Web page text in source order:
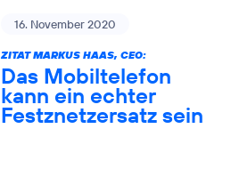
16. November 2020
ZITAT MARKUS HAAS, CEO:
Das Mobiltelefon
kann ein echter
Festznetzersatz sein